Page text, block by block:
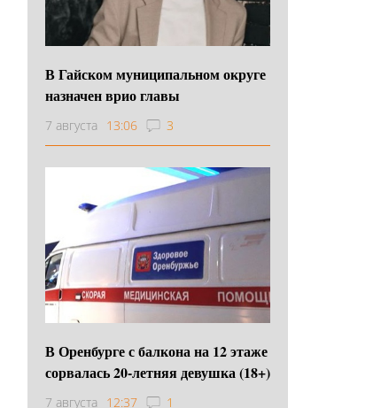
В Гайском муниципальном округе
назначен врио главы
7 августа 13:06 3
В Оренбурге с балкона на 12 этаже
сорвалась 20-летняя девушка (18+)
7 августа 12:37 1